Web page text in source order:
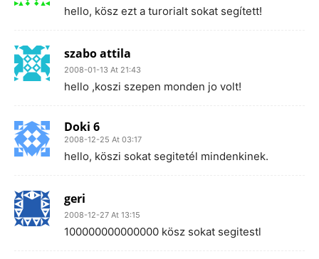
hello, kösz ezt a turorialt sokat segített!
szabo attila
2008-01-13 At 21:43
hello ,koszi szepen monden jo volt!
Doki 6
2008-12-25 At 03:17
hello, köszi sokat segitetél mindenkinek.
geri
2008-12-27 At 13:15
100000000000000 kösz sokat segitestl